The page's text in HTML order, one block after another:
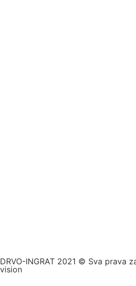
DRVO-INGRAT 2021 © Sva prava
vision